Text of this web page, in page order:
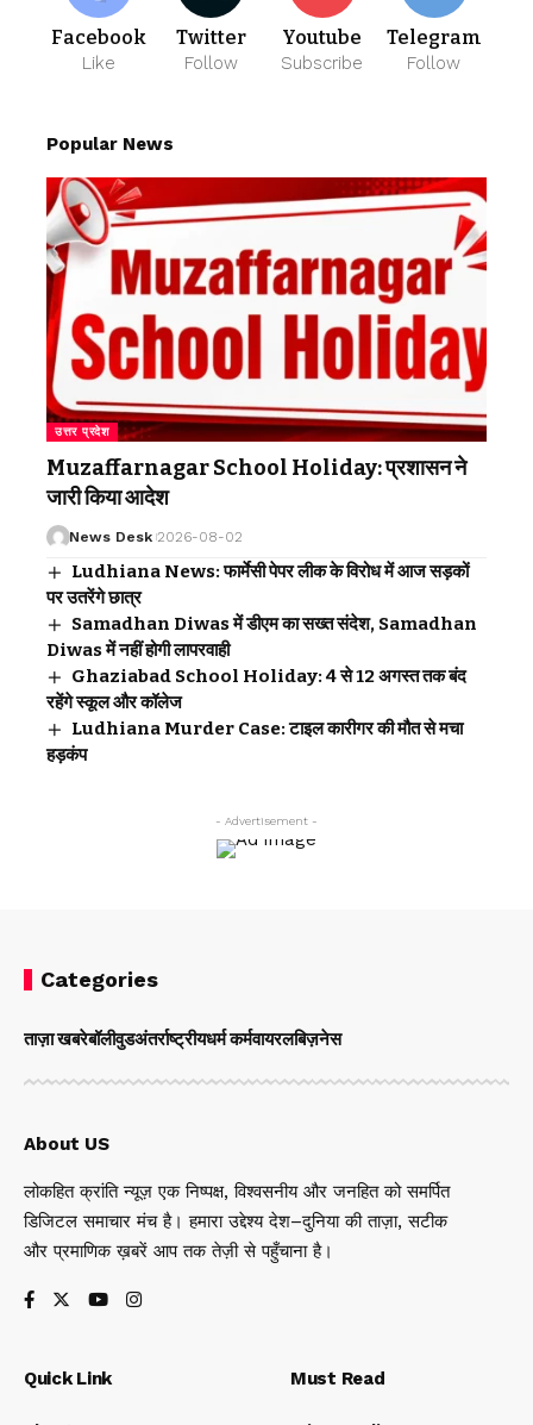
Facebook
Like
Twitter
Follow
Youtube
Subscribe
Telegram
Follow
Popular News
उत्तर प्रदेश
Muzaffarnagar School Holiday: प्रशासन ने
जारी किया आदेश
News Desk 2026-08-02
Ludhiana News: फार्मेसी पेपर लीक के विरोध में आज सड़कों
पर उतरेंगे छात्र
Samadhan Diwas में डीएम का सख्त संदेश, Samadhan
Diwas में नहीं होगी लापरवाही
Ghaziabad School Holiday: 4 से 12 अगस्त तक बंद
रहेंगे स्कूल और कॉलेज
Ludhiana Murder Case: टाइल कारीगर की मौत से मचा
हड़कंप
- Advertisement -
Categories
ताज़ा खबरेबॉलीवुडअंतर्राष्ट्रीयधर्म कर्मवायरलबिज़नेस
About US
लोकहित क्रांति न्यूज़ एक निष्पक्ष, विश्वसनीय और जनहित को समर्पित
डिजिटल समाचार मंच है। हमारा उद्देश्य देश–दुनिया की ताज़ा, सटीक
और प्रमाणिक ख़बरें आप तक तेज़ी से पहुँचाना है।
Quick Link Must Read